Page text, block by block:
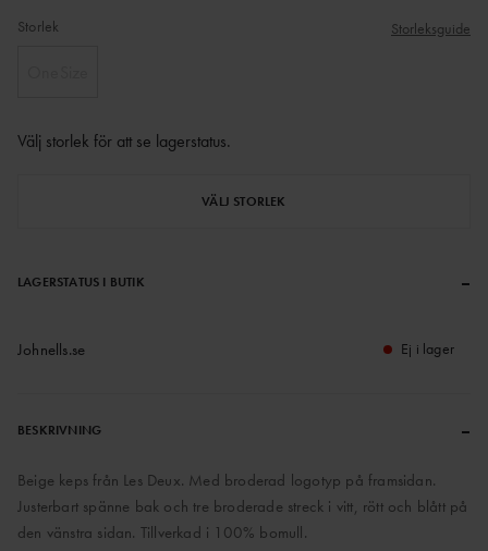
Storlek Storleksguide
Välj storlek för att se lagerstatus.
VÄLJ STORLEK
LAGERSTATUS I BUTIK –
Johnells.se Ej i lager
BESKRIVNING –
Beige keps från Les Deux. Med broderad logotyp på framsidan.
Justerbart spänne bak och tre broderade streck i vitt, rött och blått på
den vänstra sidan. Tillverkad i 100% bomull.